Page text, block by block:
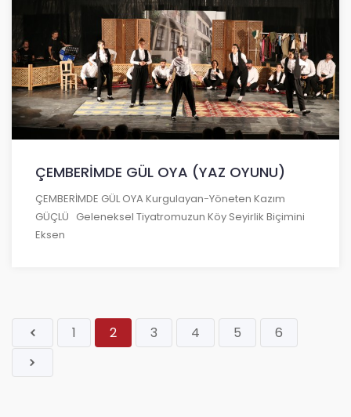
ÇEMBERİMDE GÜL OYA (YAZ OYUNU)
ÇEMBERİMDE GÜL OYA Kurgulayan-Yöneten Kazım
GÜÇLÜ Geleneksel Tiyatromuzun Köy Seyirlik Biçimini
Eksen
1 2 3 4 5 6